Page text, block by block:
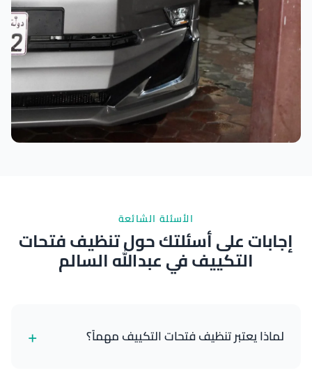
الأسئلة الشائعة
إجابات على أسئلتك حول تنظيف فتحات
التكييف في عبدالله السالم
لماذا يعتبر تنظيف فتحات التكييف مهماً؟ +